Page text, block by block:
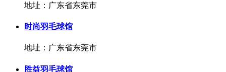
地址：广东省东莞市
时尚羽毛球馆
地址：广东省东莞市
胜益羽毛球馆